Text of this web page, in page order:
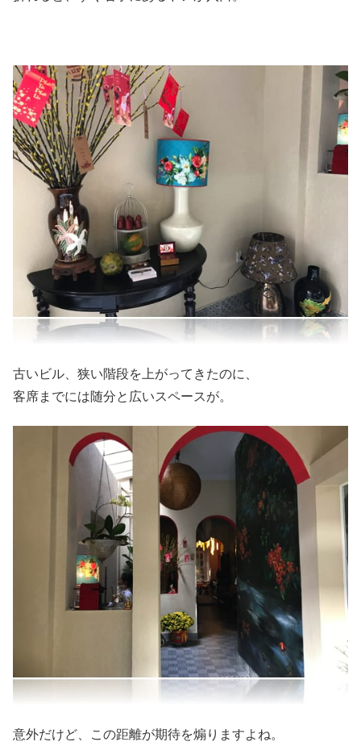
古いビル、狭い階段を上がってきたのに、
客席までには随分と広いスペースが。
意外だけど、この距離が期待を煽りますよね。